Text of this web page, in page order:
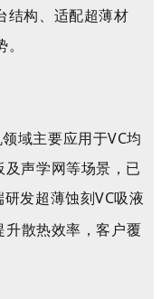
结构、 适配超薄材
域主要应用于VC均
声学网等场景，已
研发超薄蚀刻VC吸液
散热效率，客户覆